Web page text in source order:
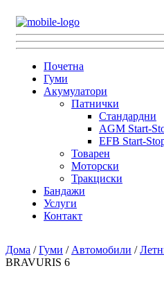
Почетна
Гуми
Акумулатори
Патнички
Стандардни
AGM Start-
EFB Start-
Товарен
Моторски
Тракциски
Бандажи
Услуги
Контакт
Дома /Гуми / Автомобили /
BRAVURIS 6